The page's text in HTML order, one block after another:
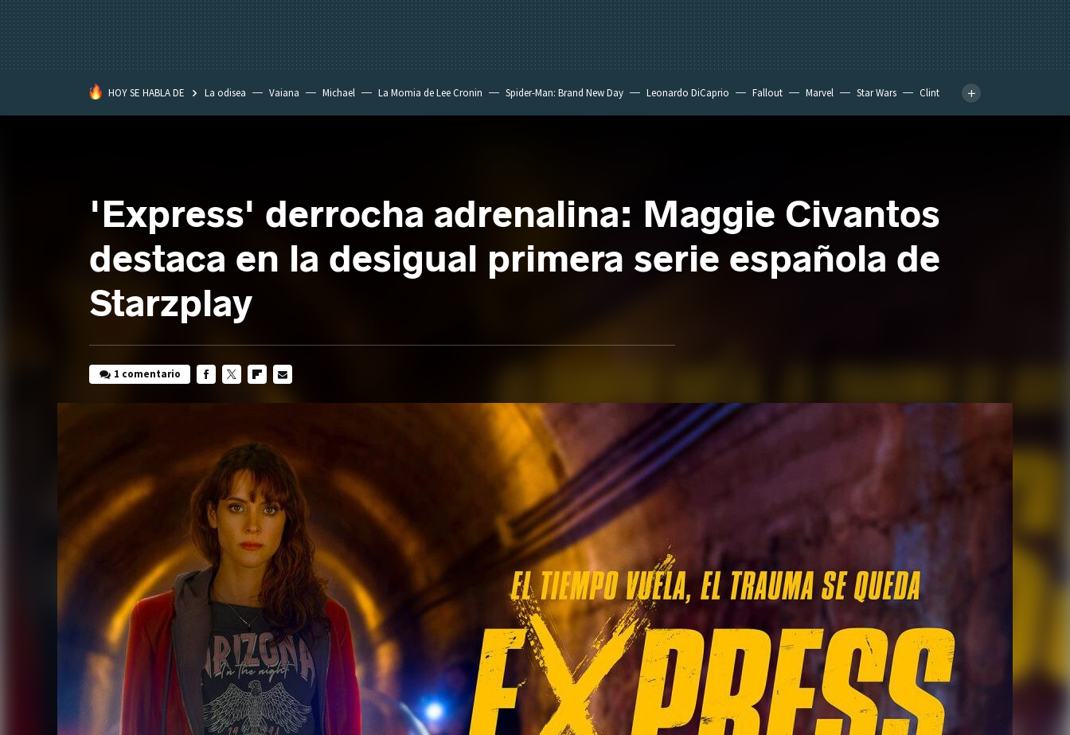
HOY SE HABLA DE La odisea Vaiana Michael La Momia de Lee Cronin Spider-Man: Brand New Day Leonardo DiCaprio Fallout Marvel Star Wars
Clint
'Express' derrocha adrenalina: Maggie Civantos
destaca en la desigual primera serie española de
Starzplay
1 comentario